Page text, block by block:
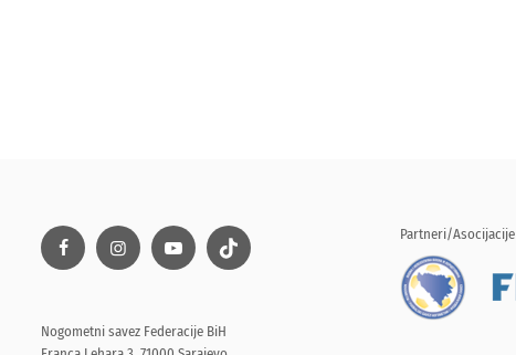
Nogometni savez Federacije BiH
Partneri/Asocijacije